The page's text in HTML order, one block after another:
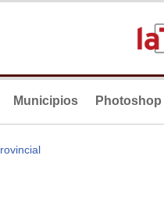
Municipios Photoshop